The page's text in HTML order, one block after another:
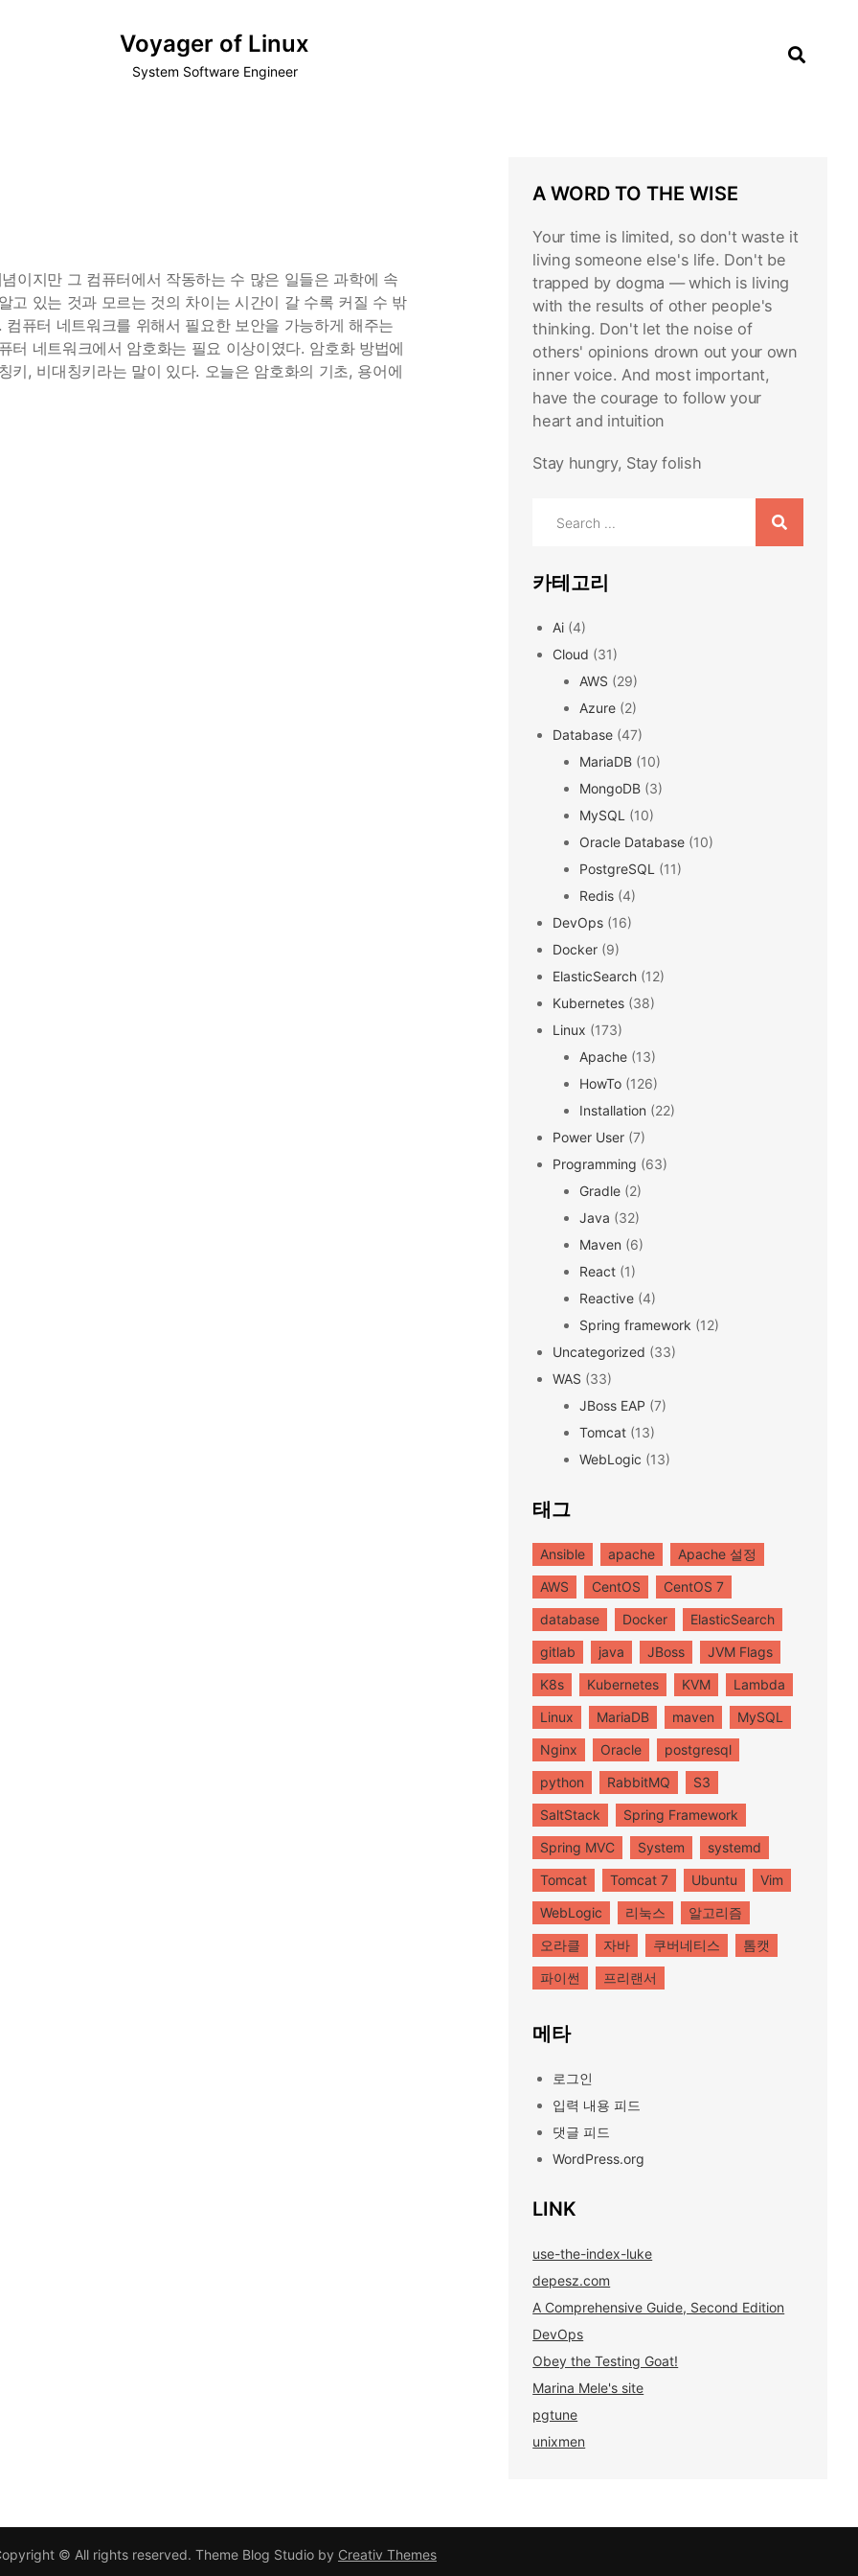
Voyager of Linux
System Software Engineer
이지만 그 컴퓨터에서 작동하는 수 많은 일들은 과학에 속
고 있는 것과 모르는 것의 차이는 시간이 갈 수록 커질 수 밖
퓨터 네트워크를 위해서 필요한 보안을 가능하게 해주는
네트워크에서 암호화는 필요 이상이였다. 암호화 방법에
, 비대칭키라는 말이 있다. 오늘은 암호화의 기초, 용어에
A WORD TO THE WISE
Your time is limited, so don't waste it
living someone else's life. Don't be
trapped by dogma — which is living
with the results of other people's
thinking. Don't let the noise of
others' opinions drown out your own
inner voice. And most important,
have the courage to follow your
heart and intuition
Stay hungry, Stay folish
카테고리
Ai (4)
Cloud (31)
AWS (29)
Azure (2)
Database (47)
MariaDB (10)
MongoDB (3)
MySQL (10)
Oracle Database (10)
PostgreSQL (11)
Redis (4)
DevOps (16)
Docker (9)
ElasticSearch (12)
Kubernetes (38)
Linux (173)
Apache (13)
HowTo (126)
Installation (22)
Power User (7)
Programming (63)
Gradle (2)
Java (32)
Maven (6)
React (1)
Reactive (4)
Spring framework (12)
Uncategorized (33)
WAS (33)
JBoss EAP (7)
Tomcat (13)
WebLogic (13)
태그
Ansible apache
Apache 설정
AWS
CentOS
CentOS 7
database
Docker
ElasticSearch
gitlab
java JBoss
JVM Flags
K8s
Kubernetes KVM
Lambda
Linux
MariaDB maven
MySQL
Nginx
Oracle
postgresql
python
RabbitMQ
S3
SaltStack
Spring Framework
Spring MVC
System
systemd
Tomcat
Tomcat 7 Ubuntu
Vim
WebLogic
리눅스
알고리즘
오라클
자바 쿠버네티스
톰캣
파이썬
프리랜서
메타
로그인
입력 내용 피드
댓글 피드
WordPress.org
LINK
use-the-index-luke
depesz.com
A Comprehensive Guide, Second Edition
DevOps
Obey the Testing Goat!
Marina Mele's site
pgtune
unixmen
© All rights reserved. Theme Blog Studio by Creativ Themes